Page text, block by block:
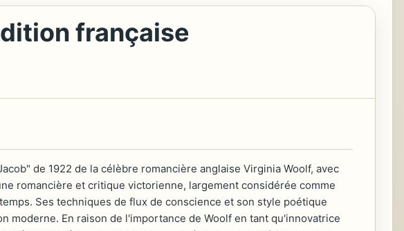
française
de 1922 de la célèbre romancière anglaise Virginia Woolf, avec
romancière et critique victorienne, largement considérée comme
Ses techniques de flux de conscience et son style poétique
En raison de l'importance de Woolf en tant qu'innovatrice